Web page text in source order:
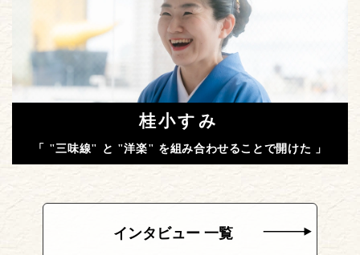
桂小すみ
「 "三味線" と "洋楽" を組み合わせることで開けた 」
インタビュー 一覧